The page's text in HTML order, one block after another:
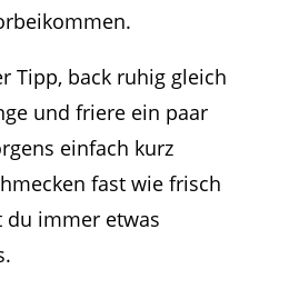
Tipp, back ruhig gleich
und friere ein paar
einfach kurz
fast wie frisch
du immer etwas